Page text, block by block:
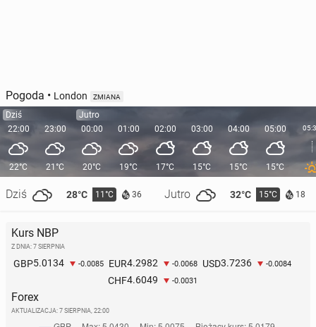
Pogoda • London ZMIANA
Dziś
22:00
22°C
Dziś 28°C 11°C 36 Jutro 32°C 15°C 18
23:00
21°C
Jutro
00:00
20°C
01:00
19°C
02:00
17°C
03:00
15°C
04:00
15°C
05:00
15°C
Kurs NBP
Z DNIA: 7 SIERPNIA
GBP5.0134 -0.0085 EUR4.2982 -0.0068 USD3.7236 -0.0084
CHF4.6049 -0.0031
Forex
AKTUALIZACJA: 7 SIERPNIA, 22:00